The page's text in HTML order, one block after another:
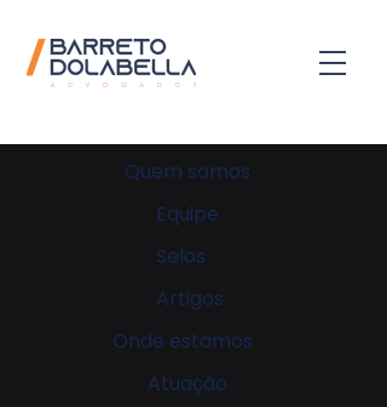
Atuação
Quem somos
Equipe
Selos
Artigos
Onde estamos